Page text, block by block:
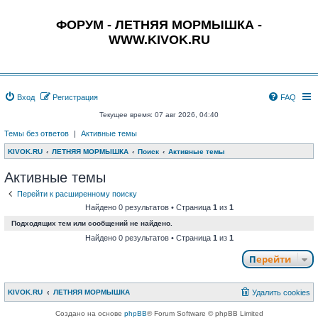
ФОРУМ - ЛЕТНЯЯ МОРМЫШКА -
WWW.KIVOK.RU
Вход Регистрация FAQ
Текущее время: 07 авг 2026, 04:40
Темы без ответов | Активные темы
KIVOK.RU ЛЕТНЯЯ МОРМЫШКА Поиск Активные темы
Активные темы
Перейти к расширенному поиску
Найдено 0 результатов • Страница 1 из 1
Подходящих тем или сообщений не найдено.
Найдено 0 результатов • Страница 1 из 1
Перейти
KIVOK.RU ЛЕТНЯЯ МОРМЫШКА Удалить cookies
Создано на основе phpBB® Forum Software © phpBB Limited